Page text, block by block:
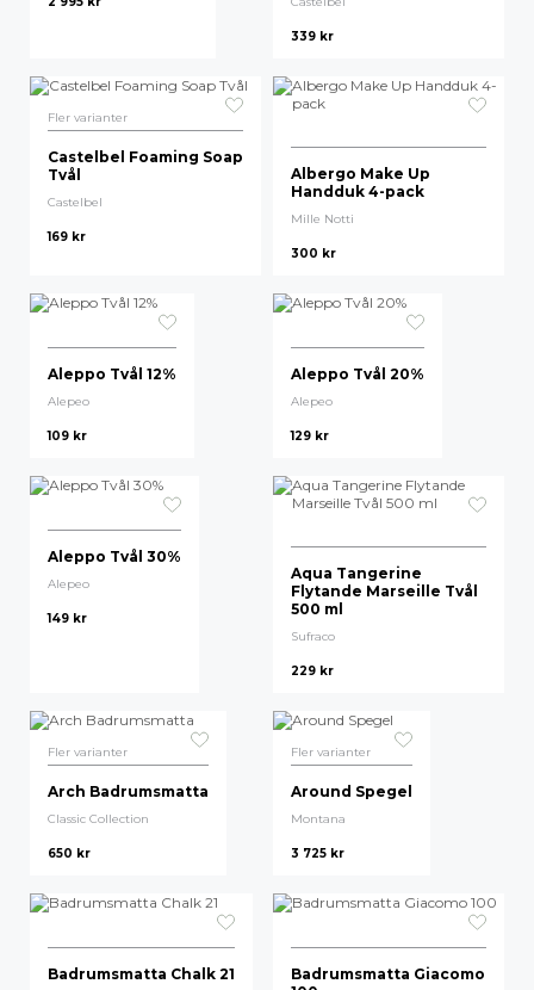
Missoni
Nordan Home
339 kr
Fler varianter
Castelbel Foaming Soap
Tvål
Castelbel
169 kr
Albergo Make Up
Handduk 4-pack
Mille Notti
300 kr
Aleppo Tvål 12%
Alepeo
109 kr
Aleppo Tvål 20%
Alepeo
129 kr
Aleppo Tvål 30%
Alepeo
149 kr
Aqua Tangerine
Flytande Marseille Tvål
500 ml
Sufraco
229 kr
Fler varianter
Arch Badrumsmatta
Classic Collection
650 kr
Fler varianter
Around Spegel
Montana
3 725 kr
Badrumsmatta Chalk 21
Badrumsmatta Giacomo